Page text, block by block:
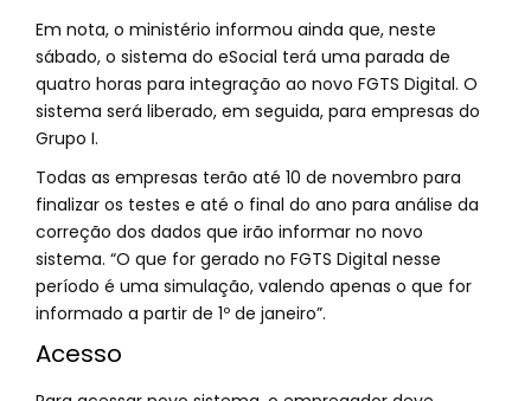
Em nota, o ministério informou ainda que, neste
sábado, o sistema do eSocial terá uma parada de
quatro horas para integração ao novo FGTS Digital. O
sistema será liberado, em seguida, para empresas do
Grupo I.
Todas as empresas terão até 10 de novembro para
finalizar os testes e até o final do ano para análise da
correção dos dados que irão informar no novo
sistema. “O que for gerado no FGTS Digital nesse
período é uma simulação, valendo apenas o que for
informado a partir de 1º de janeiro”.
Acesso